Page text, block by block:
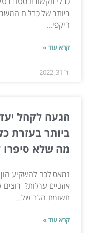
ביותר של כבלים
היקפי...
קרא עוד »
יול 31, 2022
הגעה לקהל
ביותר בעזרת
מה שלא סיפרו
נמאס לכם להשקיע
אוזניים ערלות?
תשומת הלב של...
קרא עוד »